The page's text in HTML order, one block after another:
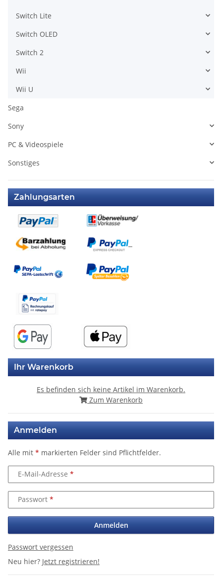
Switch Lite
Switch OLED
Switch 2
Wii
Wii U
Sega
Sony
PC & Videospiele
Sonstiges
Zahlungsarten
Ihr Warenkorb
Es befinden sich keine Artikel im Warenkorb.
Zum Warenkorb
Anmelden
Alle mit * markierten Felder sind Pflichtfelder.
E-Mail-Adresse
Passwort
Anmelden
Passwort vergessen
Neu hier? Jetzt registrieren!